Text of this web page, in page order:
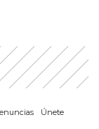
Únete